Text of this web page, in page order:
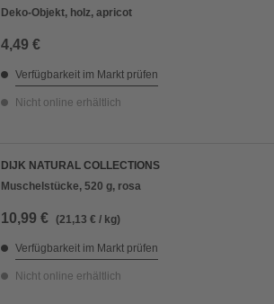
Deko-Objekt, holz, apricot
4,49 €
Verfügbarkeit im Markt prüfen
Nicht online erhältlich
DIJK NATURAL COLLECTIONS
Muschelstücke, 520 g, rosa
10,99 € (21,13 € / kg)
Verfügbarkeit im Markt prüfen
Nicht online erhältlich